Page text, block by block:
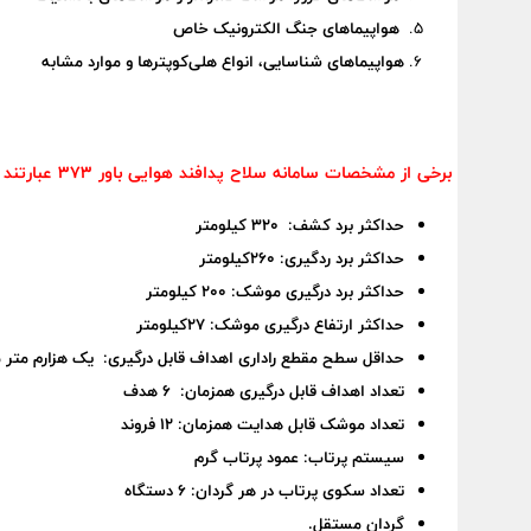
هواپیماهای جنگ الکترونیک خاص
هواپیما‌های شناسایی، انواع هلی‌کوپترها و موارد مشابه
برخی از مشخصات سامانه سلاح پدافند هوایی باور 373 عبارتند از:
حداکثر برد کشف: 320 کیلومتر
حداکثر برد ردگیری: 260کیلومتر
حداکثر برد درگیری موشک: 200 کیلومتر
حداکثر ارتفاع درگیری موشک: 27کیلومتر
حداقل سطح مقطع راداری اهداف قابل درگیری: یک هزارم متر
تعداد اهداف قابل درگیری همزمان: 6 هدف
تعداد موشک قابل هدایت همزمان: 12 فروند
سیستم پرتاب: عمود پرتاب گرم
تعداد سکوی پرتاب در هر گردان: 6 دستگاه
گردان مستقل.